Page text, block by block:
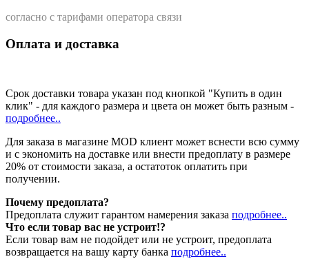
согласно с тарифами оператора связи
Оплата и доставка
Срок доставки товара указан под кнопкой "Купить в один
клик" - для каждого размера и цвета он может быть разным -
подробнее..
Для заказа в магазине MOD клиент может вснести всю сумму
и с экономить на доставке или внести предоплату в размере
20% от стоимости заказа, а остатоток оплатить при
получении.
Почему предоплата?
Предоплата служит гарантом намерения заказа подробнее..
Что если товар вас не устроит!?
Если товар вам не подойдет или не устроит, предоплата
возвращается на вашу карту банка подробнее..